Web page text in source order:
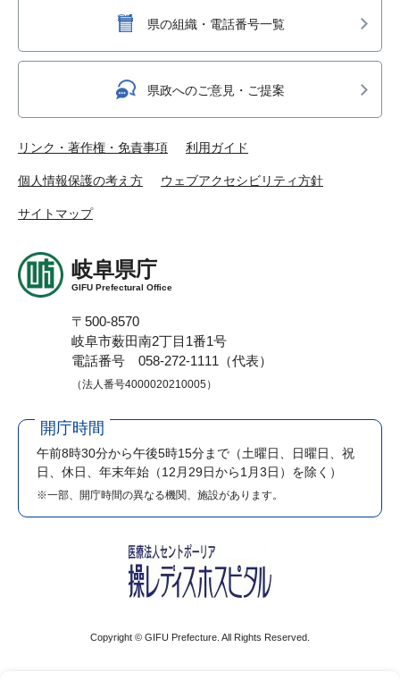
県の組織・電話番号一覧
県政へのご意見・ご提案
リンク・著作権・免責事項 利用ガイド
個人情報保護の考え方 ウェブアクセシビリティ方針
サイトマップ
岐阜県庁
GIFU Prefectural Office
〒500-8570
岐阜市薮田南2丁目1番1号
電話番号 058-272-1111（代表）
（法人番号4000020210005）
開庁時間
午前8時30分から午後5時15分まで （土曜日、日曜日、祝
日、休日、年末年始（12月29日から1月3日）を除く）
※一部、開庁時間の異なる機関、施設があります。
Copyright © GIFU Prefecture. All Rights Reserved.